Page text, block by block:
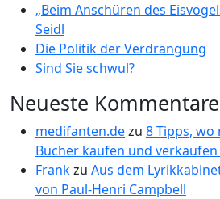
„Beim Anschüren des
Seidl
Die Politik der Verdrängung
Sind Sie schwul?
Neueste Kommentare
medifanten.dezu 8 Tipps,
Bücher kaufen und
Frankzu Aus dem
von Paul-Henri Campbell